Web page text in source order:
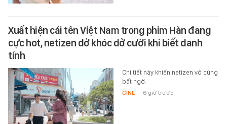
Xuất hiện cái tên Việt Nam trong phim Hàn đang
cực hot, netizen dở khóc dở cười khi biết danh
tính
Chi tiết này khiến netizen vô cùng
bất ngờ.
CINE - 6 giờ trước